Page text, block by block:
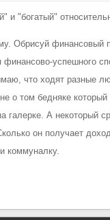
и "богатый"
Обрисуй финансовый
финансово-успешного
что ходят разные
о том бедняке который
галерке. А некоторый
он получает
коммуналку.